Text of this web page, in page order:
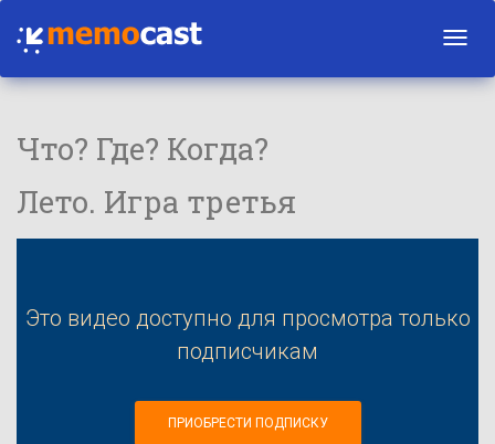
Что? Где? Когда?
Лето. Игра третья
Это видео доступно для просмотра только
подписчикам
ПРИОБРЕСТИ ПОДПИСКУ